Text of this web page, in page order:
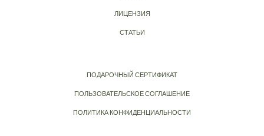
ЛИЦЕНЗИЯ
СТАТЬИ
ПОДАРОЧНЫЙ СЕРТИФИКАТ
ПОЛЬЗОВАТЕЛЬСКОЕ СОГЛАШЕНИЕ
ПОЛИТИКА КОНФИДЕНЦИАЛЬНОСТИ